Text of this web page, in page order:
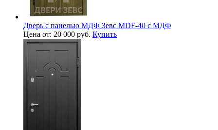
Дверь с панелью МДФ Зевс MDF-40 с МДФ
Цена от: 20 000 руб. Купить